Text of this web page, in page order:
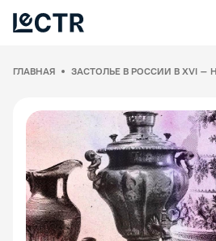
ГЛАВНАЯ ЗАСТОЛЬЕ В РОССИИ В XVI –